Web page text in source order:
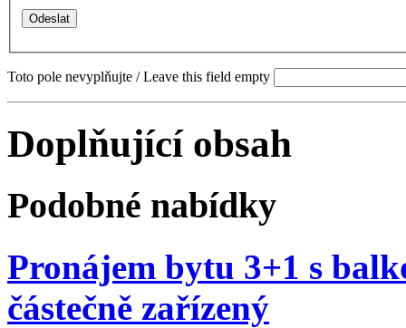
Toto pole nevyplňujte / Leave this field empty
Doplňující obsah
Podobné nabídky
Pronájem bytu 3+1 s
částečně zařízený